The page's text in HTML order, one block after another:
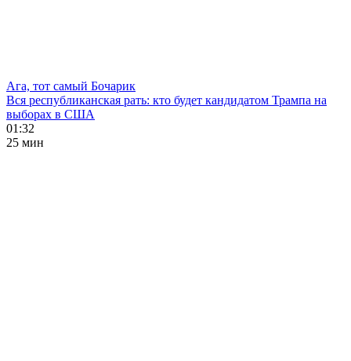
Ага, тот самый Бочарик
Вся республиканская рать: кто будет кандидатом Трампа на
выборах в США
01:32
25 мин